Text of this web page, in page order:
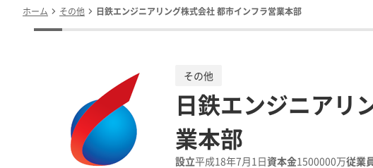
ホーム その他 日鉄エンジニアリング株式会社 都市インフラ営業本部
その他
日鉄エンジニアリ
業本部
設立平成18年7月1日資本金1500000万従業